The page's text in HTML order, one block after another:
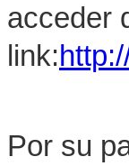
acceder
link:
Por su